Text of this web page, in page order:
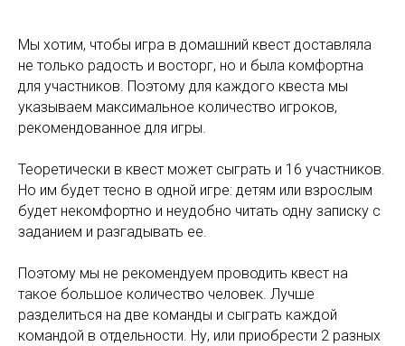
Мы хотим, чтобы игра в домашний квест доставляла
не только радость и восторг, но и была комфортна
для участников. Поэтому для каждого квеста мы
указываем максимальное количество игроков,
рекомендованное для игры.
Теоретически в квест может сыграть и 16 участников.
Но им будет тесно в одной игре: детям или взрослым
будет некомфортно и неудобно читать одну записку с
заданием и разгадывать ее.
Поэтому мы не рекомендуем проводить квест на
такое большое количество человек. Лучше
разделиться на две команды и сыграть каждой
командой в отдельности. Ну, или приобрести 2 разных